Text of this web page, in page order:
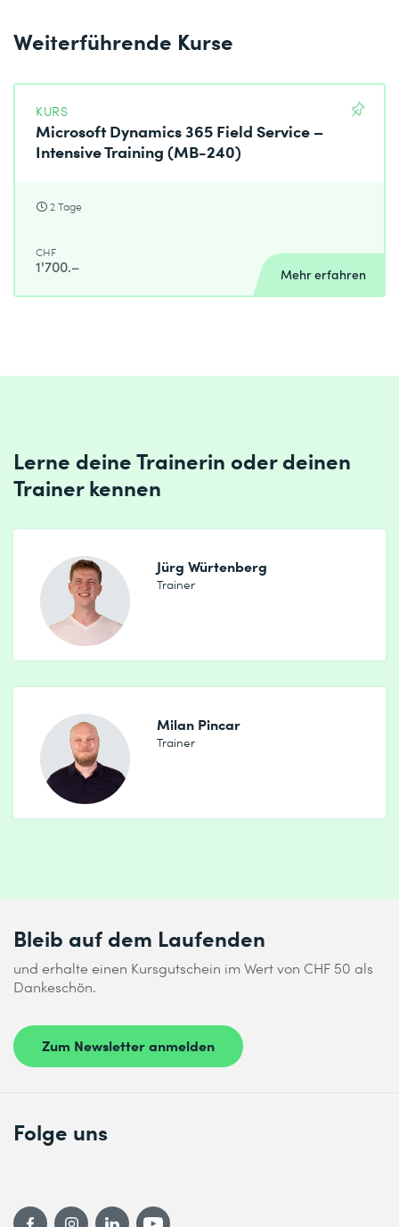
Weiterführende Kurse
KURS
Microsoft Dynamics 365 Field Service –
Intensive Training (MB-240)
2 Tage
CHF
1'700.– Mehr erfahren
Lerne deine Trainerin oder deinen
Trainer kennen
Jürg Würtenberg
Trainer
Milan Pincar
Trainer
Bleib auf dem Laufenden
und erhalte einen Kursgutschein im Wert von CHF 50 als
Dankeschön.
Zum Newsletter anmelden
Folge uns